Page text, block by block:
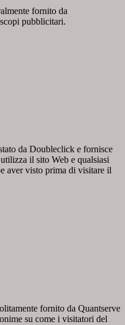
fornito da
pubblicitari.
da Doubleclick e fornisce
il sito Web e qualsiasi
aver visto prima di visitare il
fornito da Quantserve
su come i visitatori del